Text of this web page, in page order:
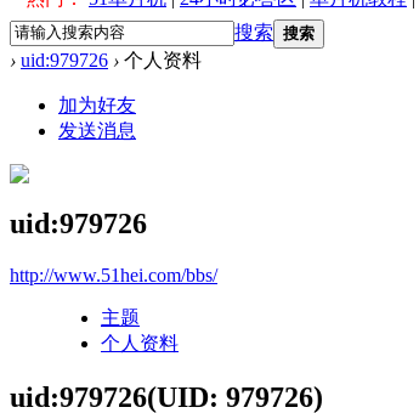
搜索 搜索
› uid:979726 › 个人资料
加为好友
发送消息
uid:979726
http://www.51hei.com/bbs/
主题
个人资料
uid:979726(UID: 979726)